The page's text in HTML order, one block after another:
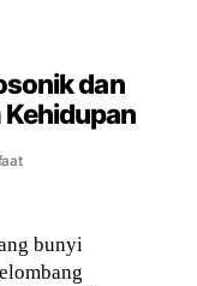
dan
bunyi